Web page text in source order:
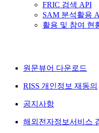
FRIC 검색 API
SAM 분석활용
활용 및 참여 현
원문뷰어 다운로드
RISS 개인정보 재동의
공지사항
해외전자정보서비스